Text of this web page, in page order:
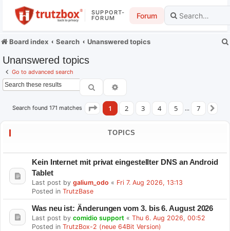
SUPPORT-
FORUM Forum
Board index Search Unanswered topics
Unanswered topics
Go to advanced search
Search
Search found 171 matches Page of
1 2 3 4 5 … 7
TOPICS
Kein Internet mit privat eingestellter DNS an Android
Tablet
Last post by galium_odo « Fri 7. Aug 2026, 13:13
Posted in TrutzBase
Was neu ist: Änderungen vom 3. bis 6. August 2026
Last post by comidio support « Thu 6. Aug 2026, 00:52
Posted in TrutzBox-2 (neue 64Bit Version)